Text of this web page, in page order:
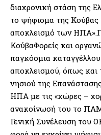
διαχρονική στάση της
το ψήφισμα της Κούβας
αποκλεισμό των
ΚούβαΦορείς και
παγκόσμια
αποκλεισμού, όπως και
νησιού της
ΗΠΑ με τις «χώρες –
ανακοίνωσή του το
Γενική Συνέλευση του